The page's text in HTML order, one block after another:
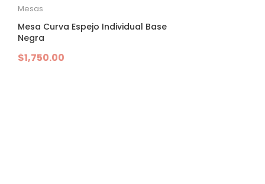
Mesas
Mesa Curva Espejo Individual Base
Negra
$1,750.00